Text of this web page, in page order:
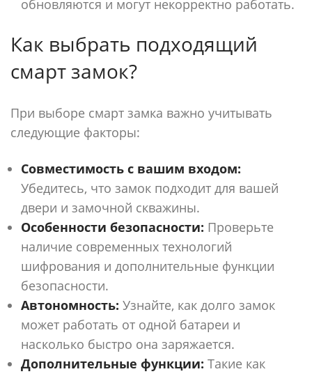
обновляются и могут некорректно работать.
Как выбрать подходящий
смарт замок?
При выборе смарт замка важно учитывать
следующие факторы:
Совместимость с вашим входом:
Убедитесь, что замок подходит для вашей
двери и замочной скважины.
Особенности безопасности: Проверьте
наличие современных технологий
шифрования и дополнительные функции
безопасности.
Автономность: Узнайте, как долго замок
может работать от одной батареи и
насколько быстро она заряжается.
Дополнительные функции: Такие как